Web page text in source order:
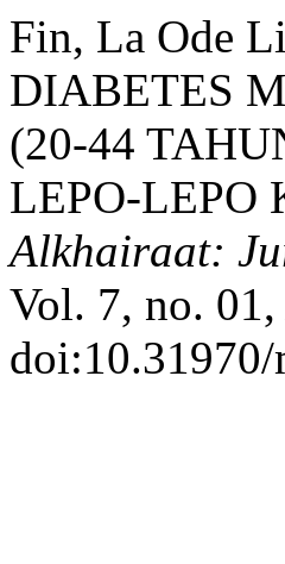
Fin, La Ode
DIABETES
(20-44
LEPO-LEPO
Alkhairaat:
Vol. 7, no.